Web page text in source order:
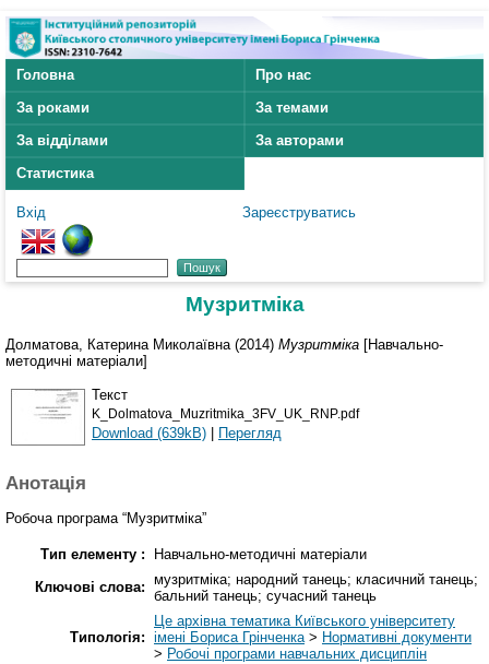
Головна
Про нас
За роками
За темами
За відділами
За авторами
Статистика
Вхід Зареєструватись
Музритміка
Долматова, Катерина Миколаївна (2014) Музритміка [Навчально-
методичні матеріали]
Текст
K_Dolmatova_Muzritmika_3FV_UK_RNP.pdf
Download (639kB) | Перегляд
Анотація
Робоча програма “Музритміка”
Тип елементу :
Навчально-методичні матеріали
Ключові слова: музритміка; народний танець; класичний танець;
бальний танець; сучасний танець
Типологія:
Це архівна тематика Київського університету
імені Бориса Грінченка> Нормативні документи
> Робочі програми навчальних дисциплін